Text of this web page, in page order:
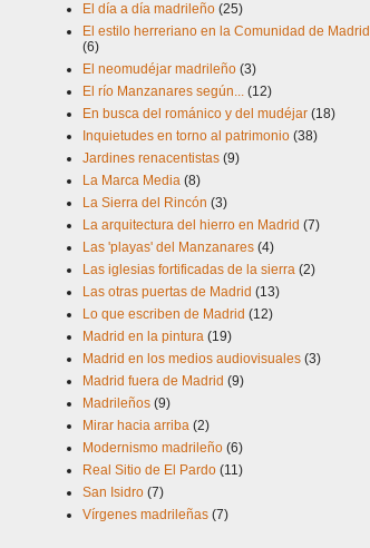
El día a día madrileño (25)
El estilo herreriano en la Comunidad de Madrid
(6)
El neomudéjar madrileño (3)
El río Manzanares según... (12)
En busca del románico y del mudéjar (18)
Inquietudes en torno al patrimonio (38)
Jardines renacentistas (9)
La Marca Media (8)
La Sierra del Rincón (3)
La arquitectura del hierro en Madrid (7)
Las 'playas' del Manzanares (4)
Las iglesias fortificadas de la sierra (2)
Las otras puertas de Madrid (13)
Lo que escriben de Madrid (12)
Madrid en la pintura (19)
Madrid en los medios audiovisuales (3)
Madrid fuera de Madrid (9)
Madrileños (9)
Mirar hacia arriba (2)
Modernismo madrileño (6)
Real Sitio de El Pardo (11)
San Isidro (7)
Vírgenes madrileñas (7)